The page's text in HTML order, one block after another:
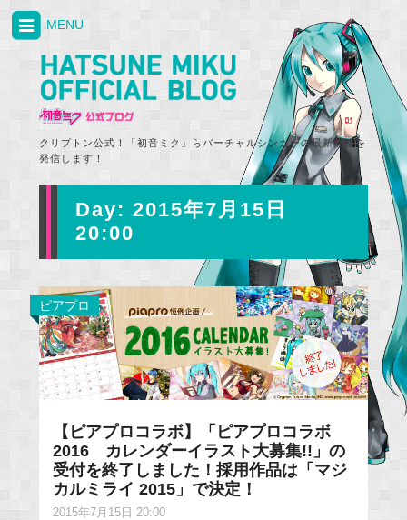
クリプトン公式！「初音ミク」らバーチャルシンガーの最新情報を
発信します！
MENU
Day: 2015年7月15日
20:00
ピアプロ
【ピアプロコラボ】「ピアプロコラボ
2016 カレンダーイラスト大募集!!」の
受付を終了しました！採用作品は「マジ
カルミライ 2015」で決定！
2015年7月15日 20:00